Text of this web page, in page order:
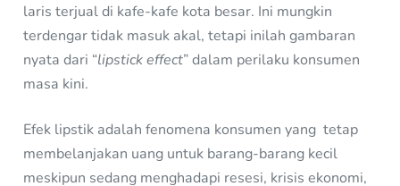
laris terjual di kafe-kafe kota besar. Ini mungkin
terdengar tidak masuk akal, tetapi inilah gambaran
nyata dari “lipstick effect” dalam perilaku konsumen
masa kini.
Efek lipstik adalah fenomena konsumen yang tetap
membelanjakan uang untuk barang-barang kecil
meskipun sedang menghadapi resesi, krisis ekonomi,